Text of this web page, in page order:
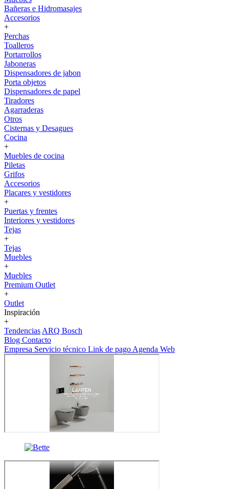
Bañeras e Hidromasajes
Accesorios
+
Perchas
Toalleros
Portarrollos
Jaboneras
Dispensadores de jabon
Porta objetos
Dispensadores de papel
Tiradores
Agarraderas
Otros
Cisternas y Desagues
Cocina
+
Muebles de cocina
Piletas
Grifos
Accesorios
Placares y vestidores
+
Puertas y frentes
Interiores y vestidores
Tejas
+
Tejas
Muebles
+
Muebles
Premium Outlet
+
Outlet
Inspiración
+
Tendencias ARQ Bosch
Blog Contacto
Empresa Servicio técnico Link de pago Agenda Web